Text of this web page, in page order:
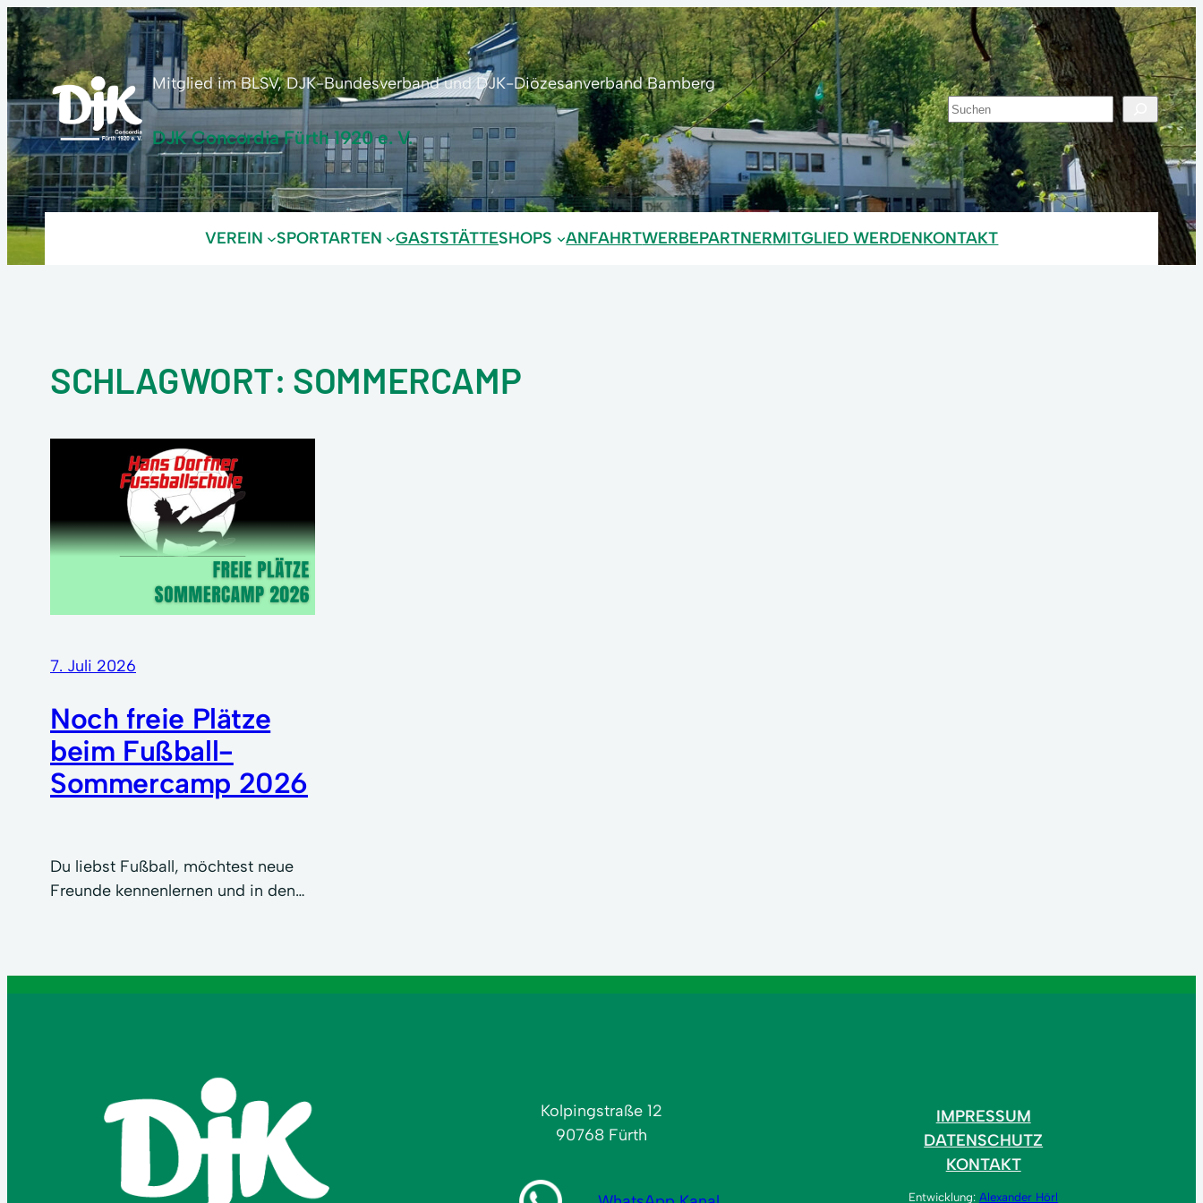
Zum
Inhalt
springen
Mitglied im BLSV, DJK-Bundesverband und DJK-Diözesanverband Bamberg
DJK Concordia Fürth 1920 e. V.
Suchen
VEREIN SPORTARTEN GASTSTÄTTESHOPS ANFAHRTWERBEPARTNERMITGLIED WERDENKONTAKT
SCHLAGWORT: SOMMERCAMP
7. Juli 2026
Noch freie Plätze
beim Fußball-
Sommercamp 2026
Du liebst Fußball, möchtest neue
Freunde kennenlernen und in den…
Kolpingstraße 12
90768 Fürth
IMPRESSUM
DATENSCHUTZ
KONTAKT
Entwicklung:Alexander Hörl